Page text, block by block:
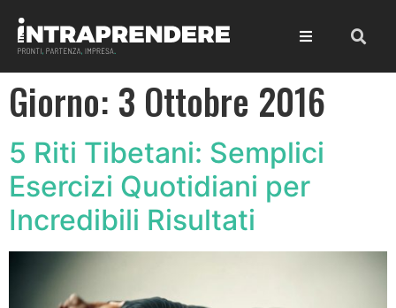
Giorno: 3 Ottobre 2016
5 Riti Tibetani: Semplici
Esercizi Quotidiani per
Incredibili Risultati